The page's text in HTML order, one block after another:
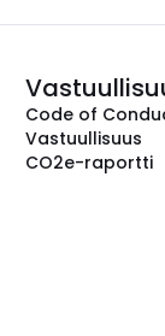
Code of
Vastuullisuus
CO2e-raportti